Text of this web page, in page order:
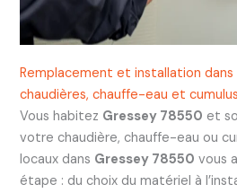
Remplacement et installation
chaudières, chauffe-eau et cumulus
Vous habitez Gressey 78550 et
votre chaudière, chauffe-eau ou
locaux dans Gressey 78550 vous
étape : du choix du matériel à